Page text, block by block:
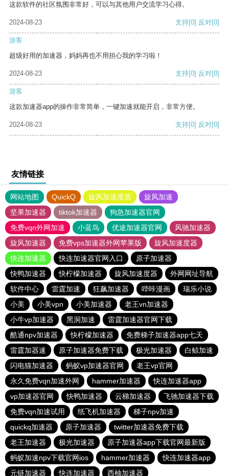
这款软件的社区氛围非常好，可以与其他用户交流学习心得。
2024-08-23 支持[0] 反对[0]
游客
超级好用的加速器，妈妈再也不用担心我的学习啦！
2024-08-23 支持[0] 反对[0]
游客
这款加速器app的操作非常简单，一键加速就能开启，非常方便。
2024-08-23 支持[0] 反对[0]
友情链接
网站地图 QuickQ 旋风加速度器
旋风加速
坚果加速器
tiktok加速器
狗急加速器官网
免费vqn外网加速
小蓝鸟 优途加速器官网
风驰加速器
旋风加速器
免费vps加速器外网苹果版
旋风加速度器
快连加速器
快连加速器官网入口
原子加速器
快鸭加速器
快柠檬加速器 旋风加速度器
外网网址导航
软件中心
雷霆加速 狂飙加速器 哔咔漫画
瑞乐小说
小美
小美vpn 小美加速器
老王vn加速器
小牛vp加速器
黑洞加速
雷霆加速器官网下载
酷通npv加速器
快柠檬加速器
免费梯子加速器app七天
雷霆加器速
原子加速器免费下载 极光加速器
白鲸加速
闪电猫加速器
蚂蚁vp加速器官网
老王vp官网
永久免费vqn加速外网
hammer加速器
快连加速器app
vp加速器官网
快鸭加速器 云梯加速器
飞驰加速器下载
免费vqn加速试用
纸飞机加速器
梯子npv加速
quickq加速器
原子加速器
twitter加速器免费下载
老王加速器
极光加速器
原子加速器app下载官网最新版
蚂蚁加速npv下载官网ios
hammer加速器
快连加速器app
元链加速器
快连加速器 西柚加速器